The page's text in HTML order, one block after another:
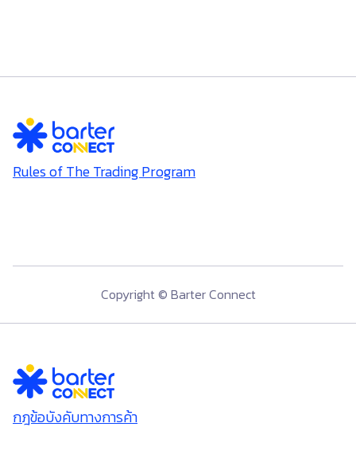
Rules of The Trading Program
Copyright © Barter Connect
กฎข้อบังคับทางการค้า